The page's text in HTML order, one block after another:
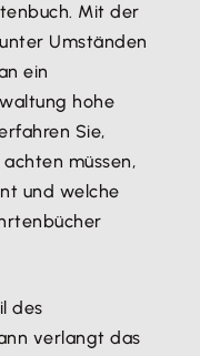
Mit der
Umständen
ein
hohe
Sie,
müssen,
und welche
des
verlangt das